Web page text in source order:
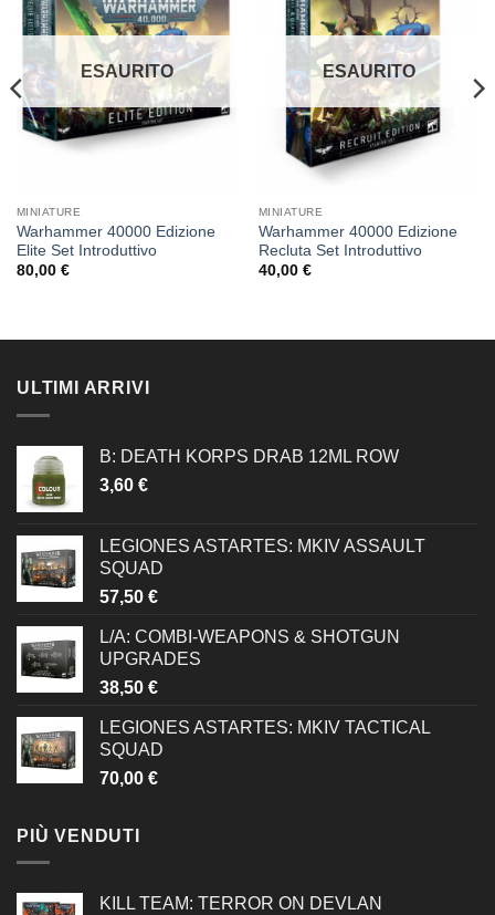
dei
desideri
ESAURITO
MINIATURE
Warhammer 40000 Edizione
Elite Set Introduttivo
80,00 €
desideri
ESAURITO
MINIATURE
Warhammer 40000 Edizione
Recluta Set Introduttivo
40,00 €
ULTIMI ARRIVI
B: DEATH KORPS DRAB 12ML ROW
3,60 €
LEGIONES ASTARTES: MKIV ASSAULT
SQUAD
57,50 €
L/A: COMBI-WEAPONS & SHOTGUN
UPGRADES
38,50 €
LEGIONES ASTARTES: MKIV TACTICAL
SQUAD
70,00 €
PIÙ VENDUTI
KILL TEAM: TERROR ON DEVLAN